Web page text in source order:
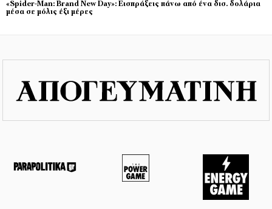
«Spider-Man: Brand New Day»: Εισπράξεις πάνω από ένα δισ. δολάρια
μέσα σε μόλις έξι μέρες